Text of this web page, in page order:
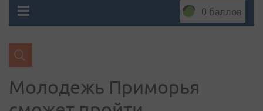
0 баллов
Молодежь Приморья